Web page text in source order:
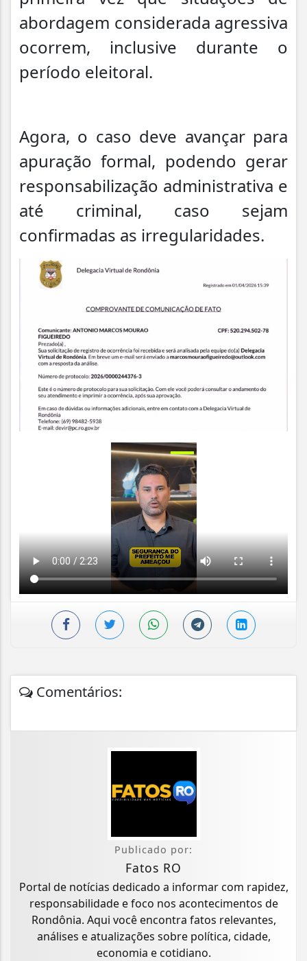
abordagem considerada agressiva
ocorrem, inclusive durante o
período eleitoral.
Agora, o caso deve avançar para
apuração formal, podendo gerar
responsabilização administrativa e
até criminal, caso sejam
confirmadas as irregularidades.
Comentários:
Publicado por:
Fatos RO
Portal de notícias dedicado a informar com rapidez,
responsabilidade e foco nos acontecimentos de
Rondônia. Aqui você encontra fatos relevantes,
análises e atualizações sobre política, cidade,
economia e cotidiano.